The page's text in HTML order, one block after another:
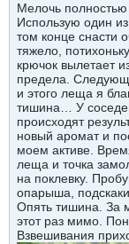
Мелочь полностью
Использую один
том конце снасти
тяжело,
крючок вылетает
предела.
и этого леща я
тишина… У
происходят
новый аромат и
моем активе.
леща и точка
на поклевку.
опарыша,
Опять тишина. За
этот раз мимо.
Взвешивания